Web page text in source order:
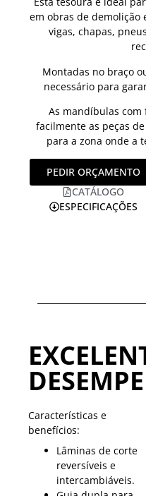
em obras de demolição
vigas, chapas,
Montadas no braço
necessário para
As mandíbulas
facilmente as peças
para a zona onde a
PEDIR ORÇAMENTO
CATÁLOGO
ESPECIFICAÇÕES
Características e
benefícios:
Lâminas de corte
reversíveis e
intercambiáveis.